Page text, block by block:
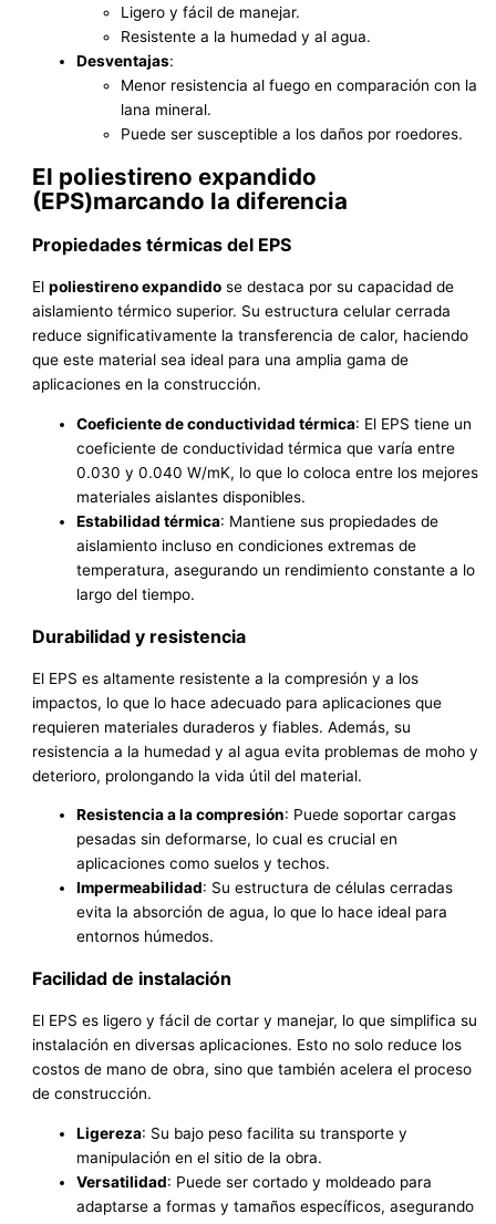
Ligero y fácil de manejar.
Resistente a la humedad y al agua.
Desventajas:
Menor resistencia al fuego en comparación con la
lana mineral.
Puede ser susceptible a los daños por roedores.
El poliestireno expandido
(EPS)marcando la diferencia
Propiedades térmicas del EPS
Elpoliestireno expandido se destaca por su capacidad de
aislamiento térmico superior. Su estructura celular cerrada
reduce significativamente la transferencia de calor, haciendo
que este material sea ideal para una amplia gama de
aplicaciones en la construcción.
Coeficiente de conductividad térmica: El EPS tiene un
coeficiente de conductividad térmica que varía entre
0.030 y 0.040 W/mK, lo que lo coloca entre los mejores
materiales aislantes disponibles.
Estabilidad térmica: Mantiene sus propiedades de
aislamiento incluso en condiciones extremas de
temperatura, asegurando un rendimiento constante a lo
largo del tiempo.
Durabilidad y resistencia
El EPS es altamente resistente a la compresión y a los
impactos, lo que lo hace adecuado para aplicaciones que
requieren materiales duraderos y fiables. Además, su
resistencia a la humedad y al agua evita problemas de moho y
deterioro, prolongando la vida útil del material.
Resistencia a la compresión: Puede soportar cargas
pesadas sin deformarse, lo cual es crucial en
aplicaciones como suelos y techos.
Impermeabilidad: Su estructura de células cerradas
evita la absorción de agua, lo que lo hace ideal para
entornos húmedos.
Facilidad de instalación
El EPS es ligero y fácil de cortar y manejar, lo que simplifica su
instalación en diversas aplicaciones. Esto no solo reduce los
costos de mano de obra, sino que también acelera el proceso
de construcción.
Ligereza: Su bajo peso facilita su transporte y
manipulación en el sitio de la obra.
Versatilidad: Puede ser cortado y moldeado para
adaptarse a formas y tamaños específicos, asegurando